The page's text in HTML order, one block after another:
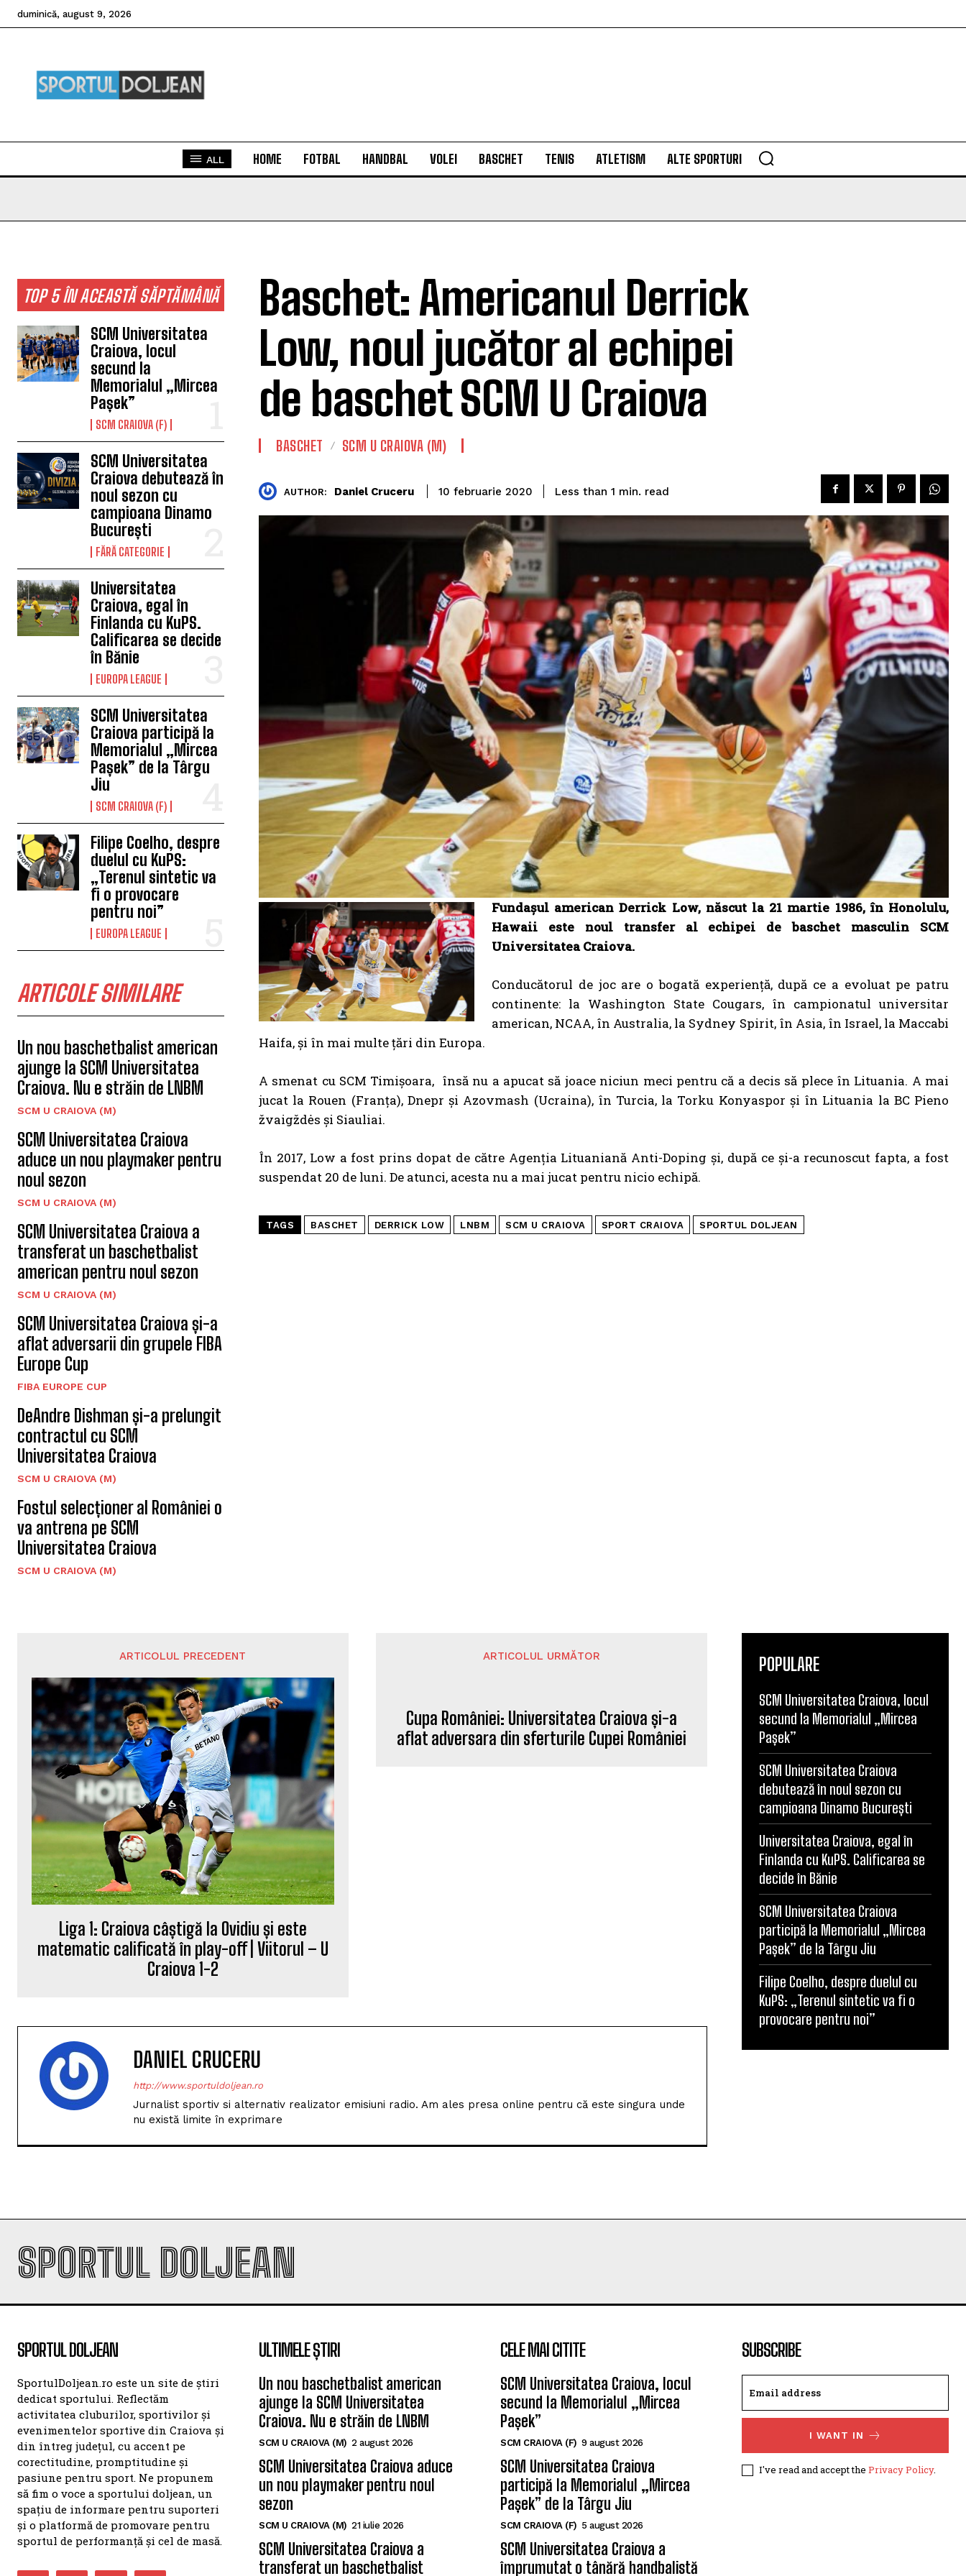
duminică, august 9, 2026
ALL HOME FOTBAL HANDBAL VOLEI BASCHET TENIS ATLETISM ALTE SPORTURI
TOP 5 ÎN ACEASTĂ SĂPTĂMÂNĂ
SCM Universitatea
Craiova, locul
secund la
Memorialul „Mircea
Pașek”
SCM CRAIOVA (F)
SCM Universitatea
Craiova debutează în
noul sezon cu
campioana Dinamo
București
FĂRĂ CATEGORIE
Universitatea
Craiova, egal în
Finlanda cu KuPS.
Calificarea se decide
în Bănie
EUROPA LEAGUE
SCM Universitatea
Craiova participă la
Memorialul „Mircea
Pașek” de la Târgu
Jiu
SCM CRAIOVA (F)
Filipe Coelho, despre
duelul cu KuPS:
„Terenul sintetic va
fi o provocare
pentru noi”
EUROPA LEAGUE
ARTICOLE SIMILARE
Un nou baschetbalist american
ajunge la SCM Universitatea
Craiova. Nu e străin de LNBM
SCM U CRAIOVA (M)
SCM Universitatea Craiova
aduce un nou playmaker pentru
noul sezon
SCM U CRAIOVA (M)
SCM Universitatea Craiova a
transferat un baschetbalist
american pentru noul sezon
SCM U CRAIOVA (M)
SCM Universitatea Craiova și-a
aflat adversarii din grupele FIBA
Europe Cup
FIBA EUROPE CUP
DeAndre Dishman și-a prelungit
contractul cu SCM
Universitatea Craiova
SCM U CRAIOVA (M)
Fostul selecționer al României o
va antrena pe SCM
Universitatea Craiova
SCM U CRAIOVA (M)
Baschet: Americanul Derrick
Low, noul jucător al echipei
de baschet SCM U Craiova
BASCHET SCM U CRAIOVA (M)
AUTHOR: Daniel Cruceru 10 februarie 2020 Less than 1 min. read
Fundașul american Derrick Low, născut la 21 martie 1986, în Honolulu,
Hawaii este noul transfer al echipei de baschet masculin SCM
Universitatea Craiova.
Conducătorul de joc are o bogată experiență, după ce a evoluat pe patru
continente: la Washington State Cougars, în campionatul universitar
american, NCAA, în Australia, la Sydney Spirit, în Asia, în Israel, la Maccabi
Haifa, și în mai multe țări din Europa.
A smenat cu SCM Timișoara, însă nu a apucat să joace niciun meci pentru că a decis să plece în Lituania. A mai
jucat la Rouen (Franța), Dnepr și Azovmash (Ucraina), în Turcia, la Torku Konyaspor și în Lituania la BC Pieno
žvaigždės și Siauliai.
În 2017, Low a fost prins dopat de către Agenția Lituaniană Anti-Doping și, după ce și-a recunoscut fapta, a fost
suspendat 20 de luni. De atunci, acesta nu a mai jucat pentru nicio echipă.
TAGS BASCHET DERRICK LOW LNBM SCM U CRAIOVA SPORT CRAIOVA SPORTUL DOLJEAN
ARTICOLUL PRECEDENT
Liga 1: Craiova câștigă la Ovidiu și este
matematic calificată în play-off | Viitorul – U
Craiova 1-2
ARTICOLUL URMĂTOR
Cupa României: Universitatea Craiova și-a
DANIEL CRUCERU
http://www.sportuldoljean.ro
Jurnalist sportiv si alternativ realizator emisiuni radio. Am ales presa online pentru că este singura unde
nu există limite în exprimare
POPULARE
SCM Universitatea Craiova, locul
secund la Memorialul „Mircea
Pașek”
SCM Universitatea Craiova
debutează în noul sezon cu
campioana Dinamo București
Universitatea Craiova, egal în
Finlanda cu KuPS. Calificarea se
decide în Bănie
SCM Universitatea Craiova
participă la Memorialul „Mircea
Pașek” de la Târgu Jiu
Filipe Coelho, despre duelul cu
KuPS: „Terenul sintetic va fi o
provocare pentru noi”
SPORTUL DOLJEAN
SPORTUL DOLJEAN
SportulDoljean.ro este un site de știri
dedicat sportului. Reflectăm
activitatea cluburilor, sportivilor și
evenimentelor sportive din Craiova și
din întreg județul, cu accent pe
corectitudine, promptitudine și
pasiune pentru sport. Ne propunem
să fim o voce a sportului doljean, un
spațiu de informare pentru suporteri
și o platformă de promovare pentru
sportul de performanță și cel de masă.
ULTIMELE ȘTIRI
Un nou baschetbalist american
ajunge la SCM Universitatea
Craiova. Nu e străin de LNBM
SCM U CRAIOVA (M) 2 august 2026
SCM Universitatea Craiova aduce
un nou playmaker pentru noul
sezon
SCM U CRAIOVA (M) 21 iulie 2026
SCM Universitatea Craiova a
transferat un baschetbalist
CELE MAI CITITE
SCM Universitatea Craiova, locul
secund la Memorialul „Mircea
Pașek”
SCM CRAIOVA (F) 9 august 2026
SCM Universitatea Craiova
participă la Memorialul „Mircea
Pașek” de la Târgu Jiu
SCM CRAIOVA (F) 5 august 2026
SCM Universitatea Craiova a
împrumutat o tânără handbalistă
SUBSCRIBE
I WANT IN
I've read and accept the Privacy Policy.